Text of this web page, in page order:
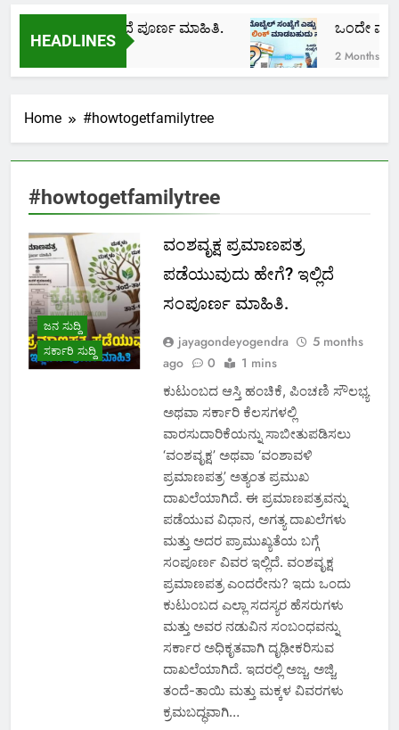
HEADLINES
ಲಕ್ಷ ಜೀವ ವಿಮೆ! ಇಲ್ಲಿದೆ ಪೂರ್ಣ ಮಾಹಿತಿ. ಒಂದೇ
2 Months Ago
Home #howtogetfamilytree
#howtogetfamilytree
ಜನ ಸುದ್ದಿ
ಸರ್ಕಾರಿ ಸುದ್ದಿ
ವಂಶವೃಕ್ಷ ಪ್ರಮಾಣಪತ್ರ
ಪಡೆಯುವುದು ಹೇಗೆ? ಇಲ್ಲಿದೆ
ಸಂಪೂರ್ಣ ಮಾಹಿತಿ.
jayagondeyogendra
5 months
ago
0 1 mins
ಕುಟುಂಬದ ಆಸ್ತಿ ಹಂಚಿಕೆ, ಪಿಂಚಣಿ ಸೌಲಭ್ಯ
ಅಥವಾ ಸರ್ಕಾರಿ ಕೆಲಸಗಳಲ್ಲಿ
ವಾರಸುದಾರಿಕೆಯನ್ನು ಸಾಬೀತುಪಡಿಸಲು
‘ವಂಶವೃಕ್ಷ’ ಅಥವಾ ‘ವಂಶಾವಳಿ
ಪ್ರಮಾಣಪತ್ರ’ ಅತ್ಯಂತ ಪ್ರಮುಖ
ದಾಖಲೆಯಾಗಿದೆ. ಈ ಪ್ರಮಾಣಪತ್ರವನ್ನು
ಪಡೆಯುವ ವಿಧಾನ, ಅಗತ್ಯ ದಾಖಲೆಗಳು
ಮತ್ತು ಅದರ ಪ್ರಾಮುಖ್ಯತೆಯ ಬಗ್ಗೆ
ಸಂಪೂರ್ಣ ವಿವರ ಇಲ್ಲಿದೆ. ವಂಶವೃಕ್ಷ
ಪ್ರಮಾಣಪತ್ರ ಎಂದರೇನು? ಇದು ಒಂದು
ಕುಟುಂಬದ ಎಲ್ಲಾ ಸದಸ್ಯರ ಹೆಸರುಗಳು
ಮತ್ತು ಅವರ ನಡುವಿನ ಸಂಬಂಧವನ್ನು
ಸರ್ಕಾರ ಅಧಿಕೃತವಾಗಿ ದೃಢೀಕರಿಸುವ
ದಾಖಲೆಯಾಗಿದೆ. ಇದರಲ್ಲಿ ಅಜ್ಜ, ಅಜ್ಜಿ,
ತಂದೆ-ತಾಯಿ ಮತ್ತು ಮಕ್ಕಳ ವಿವರಗಳು
ಕ್ರಮಬದ್ಧವಾಗಿ…